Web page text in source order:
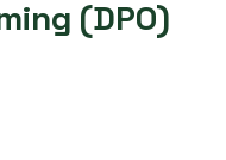
(DPO)